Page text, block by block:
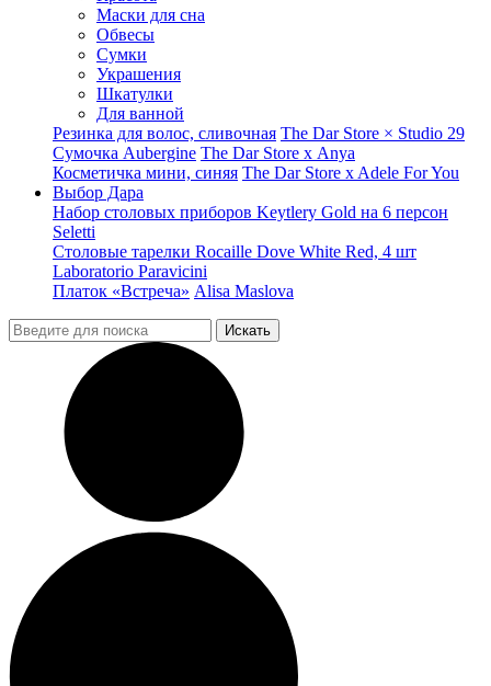
Маски для сна
Обвесы
Сумки
Украшения
Шкатулки
Для ванной
Резинка для волос, сливочная The Dar Store × Studio 29
Сумочка Aubergine The Dar Store x Anya
Косметичка мини, синяя The Dar Store x Adele For You
Выбор Дара
Набор столовых приборов Keytlery Gold на 6 персон
Seletti
Столовые тарелки Rocaille Dove White Red, 4 шт
Laboratorio Paravicini
Платок «Встреча» Alisa Maslova